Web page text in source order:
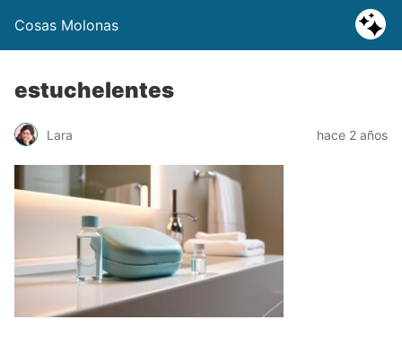
Cosas Molonas
estuchelentes
Lara hace 2 años